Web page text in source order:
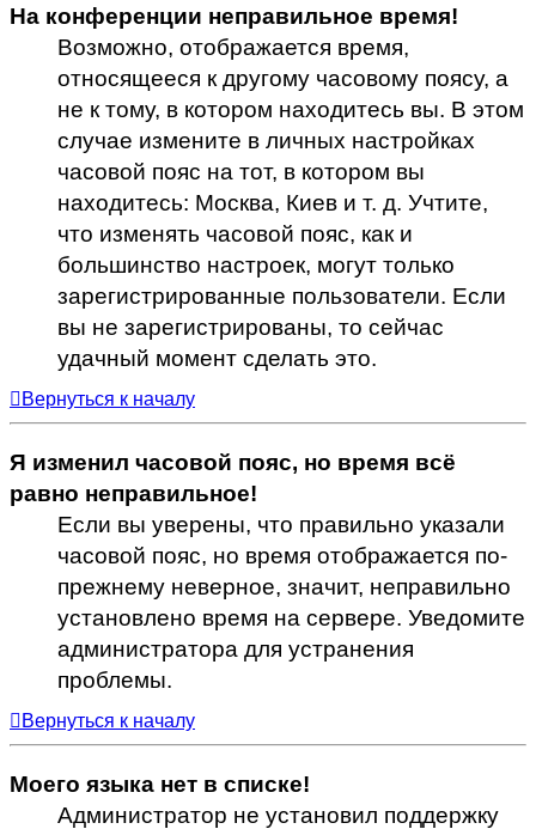
На конференции неправильное время!
Возможно, отображается время,
относящееся к другому часовому поясу, а
не к тому, в котором находитесь вы. В этом
случае измените в личных настройках
часовой пояс на тот, в котором вы
находитесь: Москва, Киев и т. д. Учтите,
что изменять часовой пояс, как и
большинство настроек, могут только
зарегистрированные пользователи. Если
вы не зарегистрированы, то сейчас
удачный момент сделать это.
Вернуться к началу
Я изменил часовой пояс, но время всё
равно неправильное!
Если вы уверены, что правильно указали
часовой пояс, но время отображается по-
прежнему неверное, значит, неправильно
установлено время на сервере. Уведомите
администратора для устранения
проблемы.
Вернуться к началу
Моего языка нет в списке!
Администратор не установил поддержку